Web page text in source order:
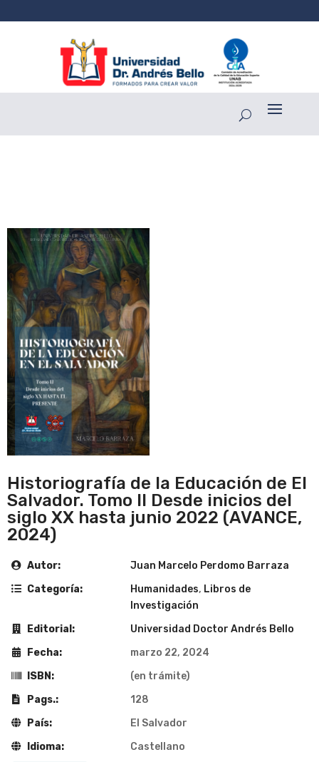
Historiografía de la Educación de El
Salvador. Tomo II Desde inicios del
siglo XX hasta junio 2022 (AVANCE,
2024)
Autor:
Juan Marcelo Perdomo Barraza
Categoría:
Humanidades, Libros de
Investigación
Editorial:
Universidad Doctor Andrés Bello
Fecha:
marzo 22, 2024
ISBN:
(en trámite)
Pags.:
128
País:
El Salvador
Idioma:
Castellano